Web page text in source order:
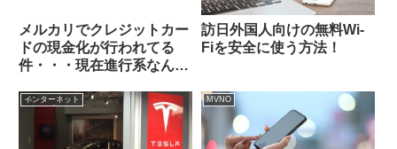
メルカリでクレジットカー
ドの現金化が行われてる
件・・・現在進行系なんだ
訪日外国人向けの無料Wi-
Fiを安全に使う方法！
インターネット MVNO